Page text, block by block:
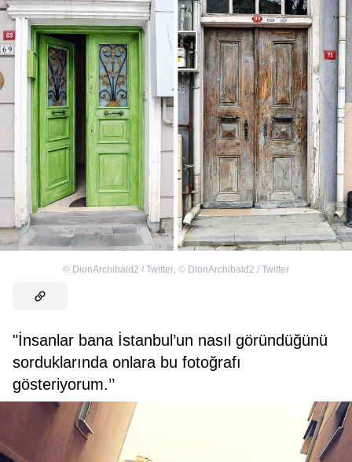
© DionArchibald2 / Twitter © DionArchibald2 / Twitter
"İnsanlar bana İstanbul’un nasıl göründüğünü
sorduklarında onlara bu fotoğrafı
gösteriyorum.’’